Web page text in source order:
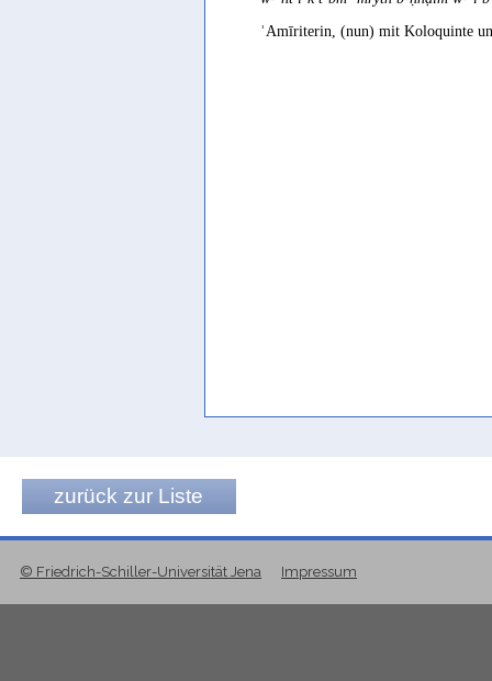
ʾAmīriterin, (nun) mit Koloquinte
zurück zur Liste
© Friedrich-Schiller-Universität Jena Impressum